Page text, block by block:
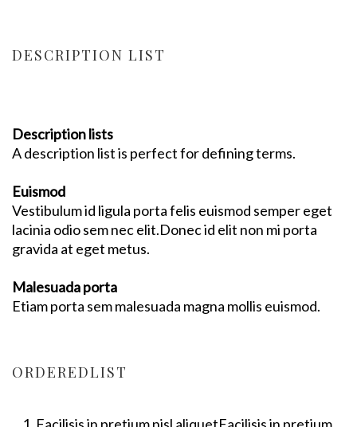
DESCRIPTION LIST
Description lists
A description list is perfect for defining terms.
Euismod
Vestibulum id ligula porta felis euismod semper eget
lacinia odio sem nec elit.Donec id elit non mi porta
gravida at eget metus.
Malesuada porta
Etiam porta sem malesuada magna mollis euismod.
ORDEREDLIST